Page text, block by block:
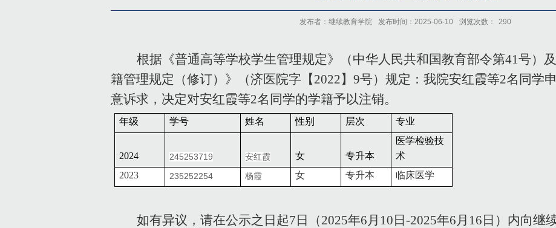
发布者：继续教育学院 发布时间：2025-06-10 浏览次数： 290
根据《普通高等学校学生管理规定》（中华人民共和国教育部令第41号）
籍管理规定（修订）》（济医院字【2022】 9号）规定：我院安红霞等2名同学
意诉求，决定对安红霞等2名同学的学籍予以注销。
年级 学号 姓名 性别 层次 专业
2024 245253719 安红霞 女 专升本
医学检验技
术
2023
235252254 杨霞 女 专升本 临床医学
如有异议，请在公示之日起7 日（2025年6月 10 日 -2025年6月 16 日）内向继